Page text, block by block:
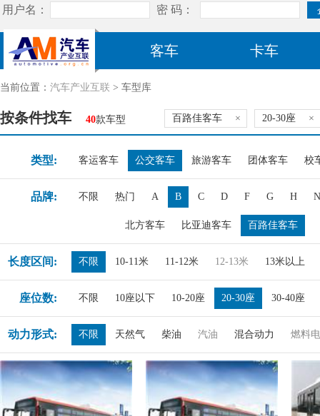
客车 卡车
当前位置： 汽车产业互联 > 车型库
按条件找车 40款车型 百路佳客车 × 20-30座 ×
类型: 客运客车 公交客车 旅游客车 团体客车 校
品牌: 不限 热门 A B C D F G H N
北方客车 比亚迪客车 百路佳客车
长度区间: 不限 10-11米 11-12米 12-13米 13米以上
座位数: 不限 10座以下 10-20座 20-30座 30-40座
动力形式: 不限 天然气 柴油 汽油 混合动力 燃料